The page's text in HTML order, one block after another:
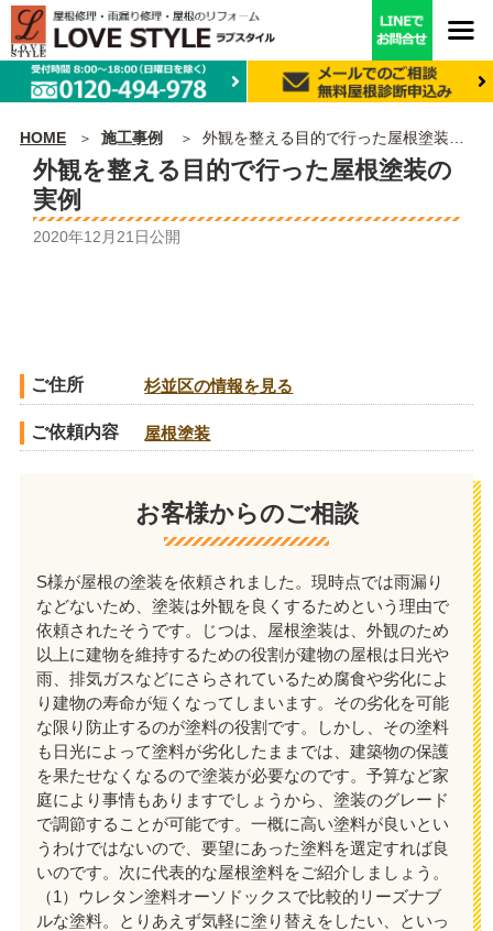
HOME 施工事例 外観を整える目的で行った屋根塗装の実例
外観を整える目的で行った屋根塗装の
実例
2020年12月21日公開
ご住所 杉並区の情報を見る
ご依頼内容 屋根塗装
お客様からのご相談
S様が屋根の塗装を依頼されました。現時点では雨漏り
などないため、塗装は外観を良くするためという理由で
依頼されたそうです。じつは、屋根塗装は、外観のため
以上に建物を維持するための役割が建物の屋根は日光や
雨、排気ガスなどにさらされているため腐食や劣化によ
り建物の寿命が短くなってしまいます。その劣化を可能
な限り防止するのが塗料の役割です。しかし、その塗料
も日光によって塗料が劣化したままでは、建築物の保護
を果たせなくなるので塗装が必要なのです。予算など家
庭により事情もありますでしょうから、塗装のグレード
で調節することが可能です。一概に高い塗料が良いとい
うわけではないので、要望にあった塗料を選定すれば良
いのです。次に代表的な屋根塗料をご紹介しましょう。
（1）ウレタン塗料オーソドックスで比較的リーズナブ
ルな塗料。とりあえず気軽に塗り替えをしたい、といっ